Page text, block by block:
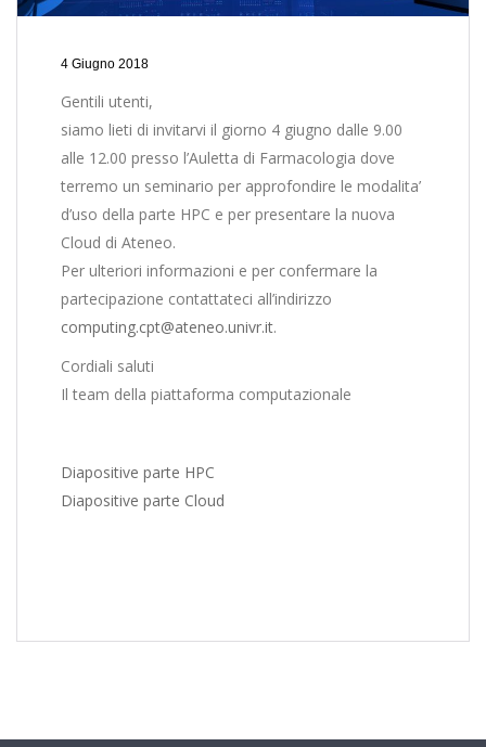
4 Giugno 2018
Gentili utenti,
siamo lieti di invitarvi il giorno 4 giugno dalle 9.00
alle 12.00 presso l’Auletta di Farmacologia dove
terremo un seminario per approfondire le modalita’
d’uso della parte HPC e per presentare la nuova
Cloud di Ateneo.
Per ulteriori informazioni e per confermare la
partecipazione contattateci all’indirizzo
computing.cpt@ateneo.univr.it.
Cordiali saluti
Il team della piattaforma computazionale
Diapositive parte HPC
Diapositive parte Cloud